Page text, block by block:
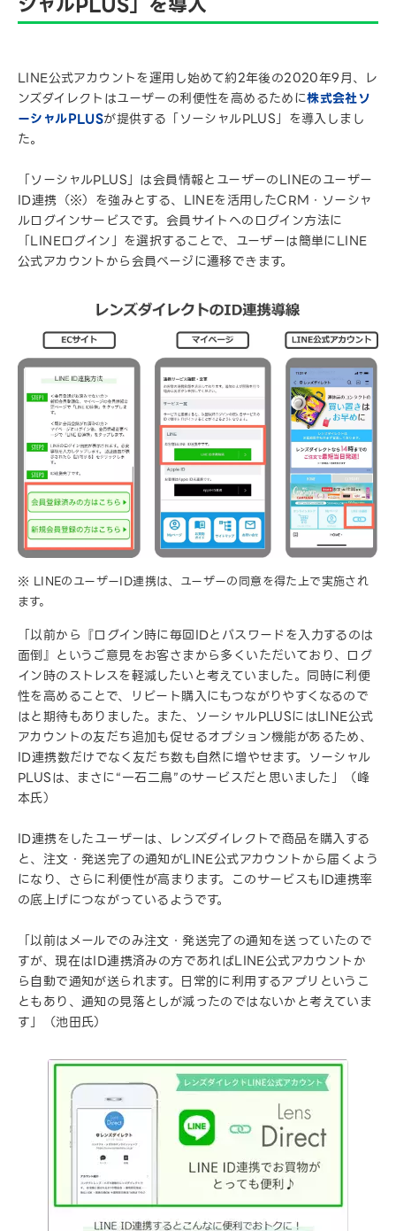
LINE公式アカウントを運用し始めて約2年後の2020年9月、レ
ンズダイレクトはユーザーの利便性を高めるために株式会社ソ
ーシャルPLUSが提供する「ソーシャルPLUS」を導入しまし
た。
「ソーシャルPLUS」は会員情報とユーザーのLINEのユーザー
ID連携（※）を強みとする、LINEを活用したCRM・ソーシャ
ルログインサービスです。会員サイトへのログイン方法に
「LINEログイン」を選択することで、ユーザーは簡単にLINE
公式アカウントから会員ページに遷移できます。
※ LINEのユーザーID連携は、ユーザーの同意を得た上で実施され
ます。
「以前から『ログイン時に毎回IDとパスワードを入力するのは
面倒』というご意見をお客さまから多くいただいており、ログ
イン時のストレスを軽減したいと考えていました。同時に利便
性を高めることで、リピート購入にもつながりやすくなるので
はと期待もありました。また、ソーシャルPLUSにはLINE公式
アカウントの友だち追加も促せるオプション機能があるため、
ID連携数だけでなく友だち数も自然に増やせます。ソーシャル
PLUSは、まさに“一石二鳥”のサービスだと思いました」（峰
本氏）
ID連携をしたユーザーは、レンズダイレクトで商品を購入する
と、注文・発送完了の通知がLINE公式アカウントから届くよう
になり、さらに利便性が高まります。このサービスもID連携率
の底上げにつながっているようです。
「以前はメールでのみ注文・発送完了の通知を送っていたので
すが、現在はID連携済みの方であればLINE公式アカウントか
ら自動で通知が送られます。日常的に利用するアプリというこ
ともあり、通知の見落としが減ったのではないかと考えていま
す」（池田氏）